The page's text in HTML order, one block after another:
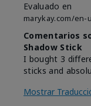
Evaluado en
marykay.com/en-
Comentarios
Shadow Stick
I bought 3
sticks and
Mostrar